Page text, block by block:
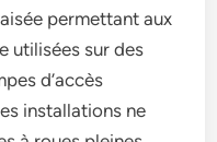
permettant aux
utilisées sur des
d’accès
installations ne